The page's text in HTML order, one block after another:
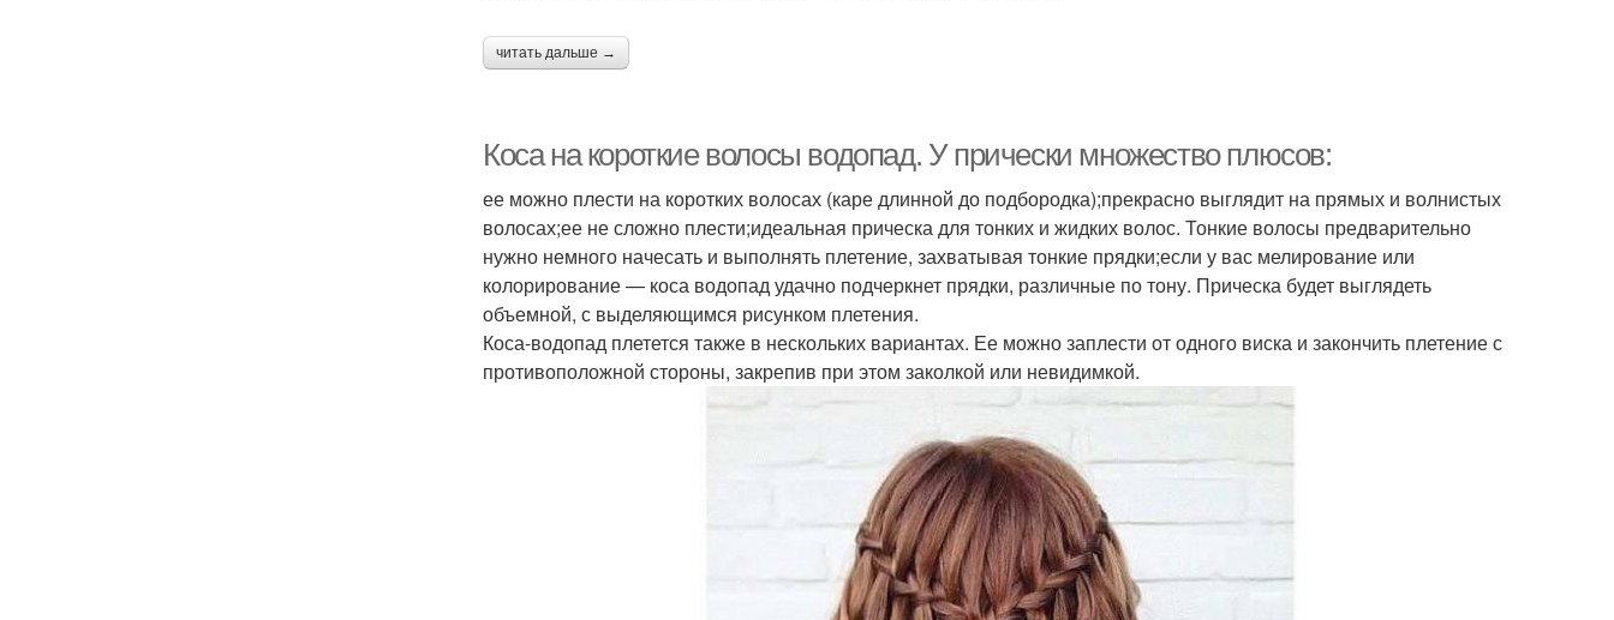
читать дальше →
Коса на короткие волосы водопад. У прически множество плюсов:
ее можно плести на коротких волосах (каре длинной до подбородка);прекрасно выглядит на прямых и волнистых
волосах;ее не сложно плести;идеальная прическа для тонких и жидких волос. Тонкие волосы предварительно
нужно немного начесать и выполнять плетение, захватывая тонкие прядки;если у вас мелирование или
колорирование — коса водопад удачно подчеркнет прядки, различные по тону. Прическа будет выглядеть
объемной, с выделяющимся рисунком плетения.
Коса-водопад плетется также в нескольких вариантах. Ее можно заплести от одного виска и закончить плетение с
противоположной стороны, закрепив при этом заколкой или невидимкой.